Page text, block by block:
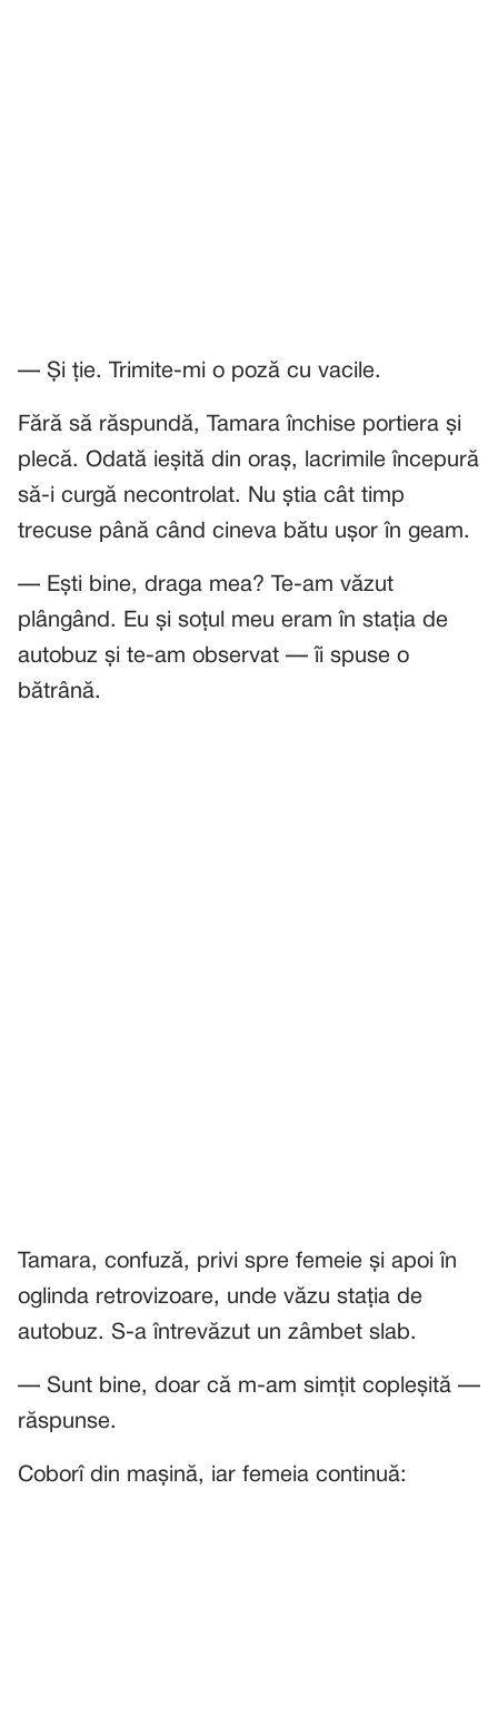
— Și ție. Trimite-mi o poză cu vacile.
Fără să răspundă, Tamara închise portiera și
plecă. Odată ieșită din oraș, lacrimile începură
să-i curgă necontrolat. Nu știa cât timp
trecuse până când cineva bătu ușor în geam.
— Ești bine, draga mea? Te-am văzut
plângând. Eu și soțul meu eram în stația de
autobuz și te-am observat — îi spuse o
bătrână.
Tamara, confuză, privi spre femeie și apoi în
oglinda retrovizoare, unde văzu stația de
autobuz. S-a întrevăzut un zâmbet slab.
— Sunt bine, doar că m-am simțit copleșită —
răspunse.
Coborî din mașină, iar femeia continuă: